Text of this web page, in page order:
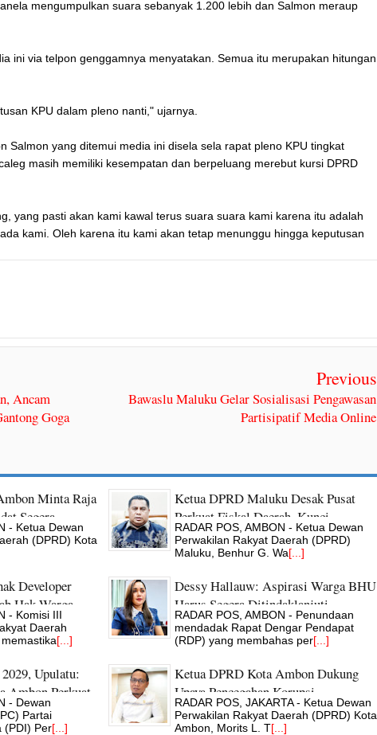
mengumpulkan suara sebanyak 1.200 lebih dan Salmon meraup
ini via telpon genggamnya menyatakan. Semua itu merupakan hitungan
KPU dalam pleno nanti," ujarnya.
Salmon yang ditemui media ini disela sela rapat pleno KPU tingkat
masih memiliki kesempatan dan berpeluang merebut kursi DPRD
yang pasti akan kami kawal terus suara suara kami karena itu adalah
kami. Oleh karena itu kami akan tetap menunggu hingga keputusan
Ancam
Goga
Previous
Bawaslu Maluku Gelar Sosialisasi Pengawasan
Partisipatif Media Online
Minta Raja
Segera
- Ketua Dewan
(DPRD) Kota
Ketua DPRD Maluku Desak Pusat
Perkuat Fiskal Daerah, Kunci
Pertumbuhan Ekonomi
RADAR POS, AMBON - Ketua Dewan
Perwakilan Rakyat Daerah (DPRD)
Maluku, Benhur G. Wa[...]
Developer
Hak Warga
- Komisi III
Daerah
[...]
Dessy Hallauw: Aspirasi Warga BHU
Harus Segera Ditindaklanjuti
RADAR POS, AMBON - Penundaan
mendadak Rapat Dengar Pendapat
(RDP) yang membahas per[...]
Upulatu:
Ambon Perkuat
Rumput
- Dewan
Partai
(PDI) Per[...]
Ketua DPRD Kota Ambon Dukung
Upaya Pencegahan Korupsi
RADAR POS, JAKARTA - Ketua Dewan
Perwakilan Rakyat Daerah (DPRD) Kota
Ambon, Morits L. T[...]